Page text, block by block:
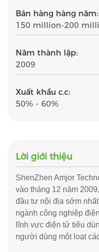
Bán hàng hàng năm:
150 million-200
Năm thành lập:
2009
Xuất khẩu c.c:
50% - 60%
Lời giới thiệu
ShenZhen Amjor
vào tháng 12 năm
đầu tư nội địa sớm
ngành công nghiệp
lĩnh vực điện tử tiêu
người dùng một loạt